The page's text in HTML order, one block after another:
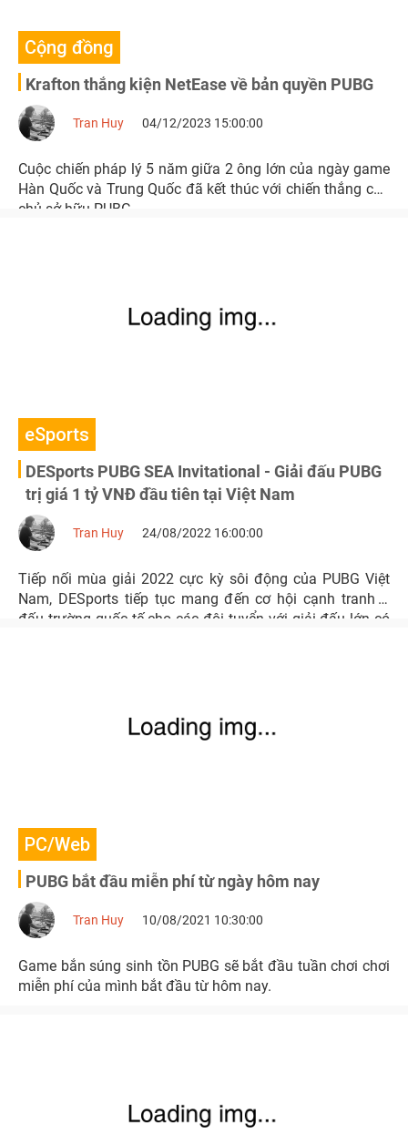
Cộng đồng
Krafton thắng kiện NetEase về bản quyền PUBG
Tran Huy 04/12/2023 15:00:00
Cuộc chiến pháp lý 5 năm giữa 2 ông lớn của ngày game
Hàn Quốc và Trung Quốc đã kết thúc với chiến thắng cho
chủ sở hữu PUBG.
eSports
DESports PUBG SEA Invitational - Giải đấu PUBG
trị giá 1 tỷ VNĐ đầu tiên tại Việt Nam
Tran Huy 24/08/2022 16:00:00
Tiếp nối mùa giải 2022 cực kỳ sôi động của PUBG Việt
Nam, DESports tiếp tục mang đến cơ hội cạnh tranh ở
đấu trường quốc tế cho các đội tuyển với giải đấu lớn có
PC/Web
PUBG bắt đầu miễn phí từ ngày hôm nay
Tran Huy 10/08/2021 10:30:00
Game bắn súng sinh tồn PUBG sẽ bắt đầu tuần chơi chơi
miễn phí của mình bắt đầu từ hôm nay.